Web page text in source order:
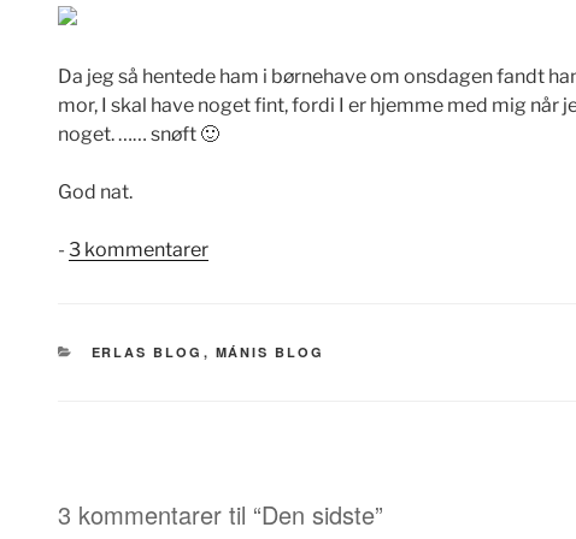
Da jeg så hentede ham i børnehave om onsdagen fandt
mor, I skal have noget fint, fordi I er hjemme med mig når
noget. …… snøft 🙂
God nat.
- 3 kommentarertil
KATEGORIER
ERLAS BLOG , MÁNIS BLOG
3 kommentarer til “Den sidste”